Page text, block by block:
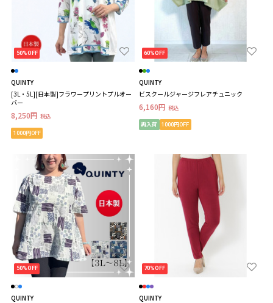
50%OFF
QUINTY
[3L・5L][日本製]フラワープリントプルオー
バー
8,250円 税込
1000円OFF
60%OFF
QUINTY
ビスクールジャージフレアチュニック
6,160円 税込
再入荷 1000円OFF
50%OFF
QUINTY
70%OFF
QUINTY